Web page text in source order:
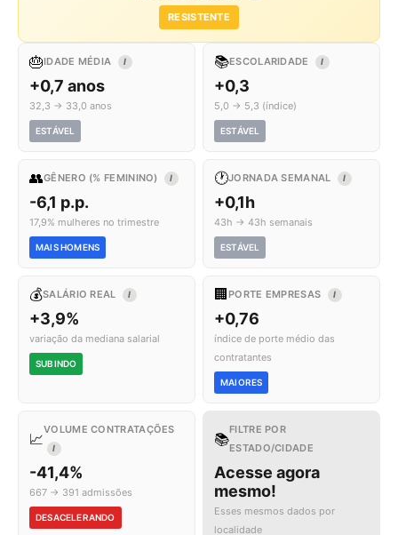
RESISTENTE
🎂IDADE MÉDIA I
+0,7 anos
32,3 → 33,0 anos
ESTÁVEL
📚ESCOLARIDADE I
+0,3
5,0 → 5,3 (índice)
ESTÁVEL
👥GÊNERO (% FEMININO) I
-6,1 p.p.
17,9% mulheres no trimestre
MAIS HOMENS
🕐JORNADA SEMANAL I
+0,1h
43h → 43h semanais
ESTÁVEL
💰SALÁRIO REAL I
+3,9%
variação da mediana salarial
SUBINDO
🏢 PORTE EMPRESAS I
+0,76
índice de porte médio das
contratantes
MAIORES
📈
VOLUME CONTRATAÇÕES
I
-41,4%
667 → 391 admissões
DESACELERANDO
📚
FILTRE POR
ESTADO/CIDADE
Acesse agora
mesmo!
Esses mesmos dados por
localidade